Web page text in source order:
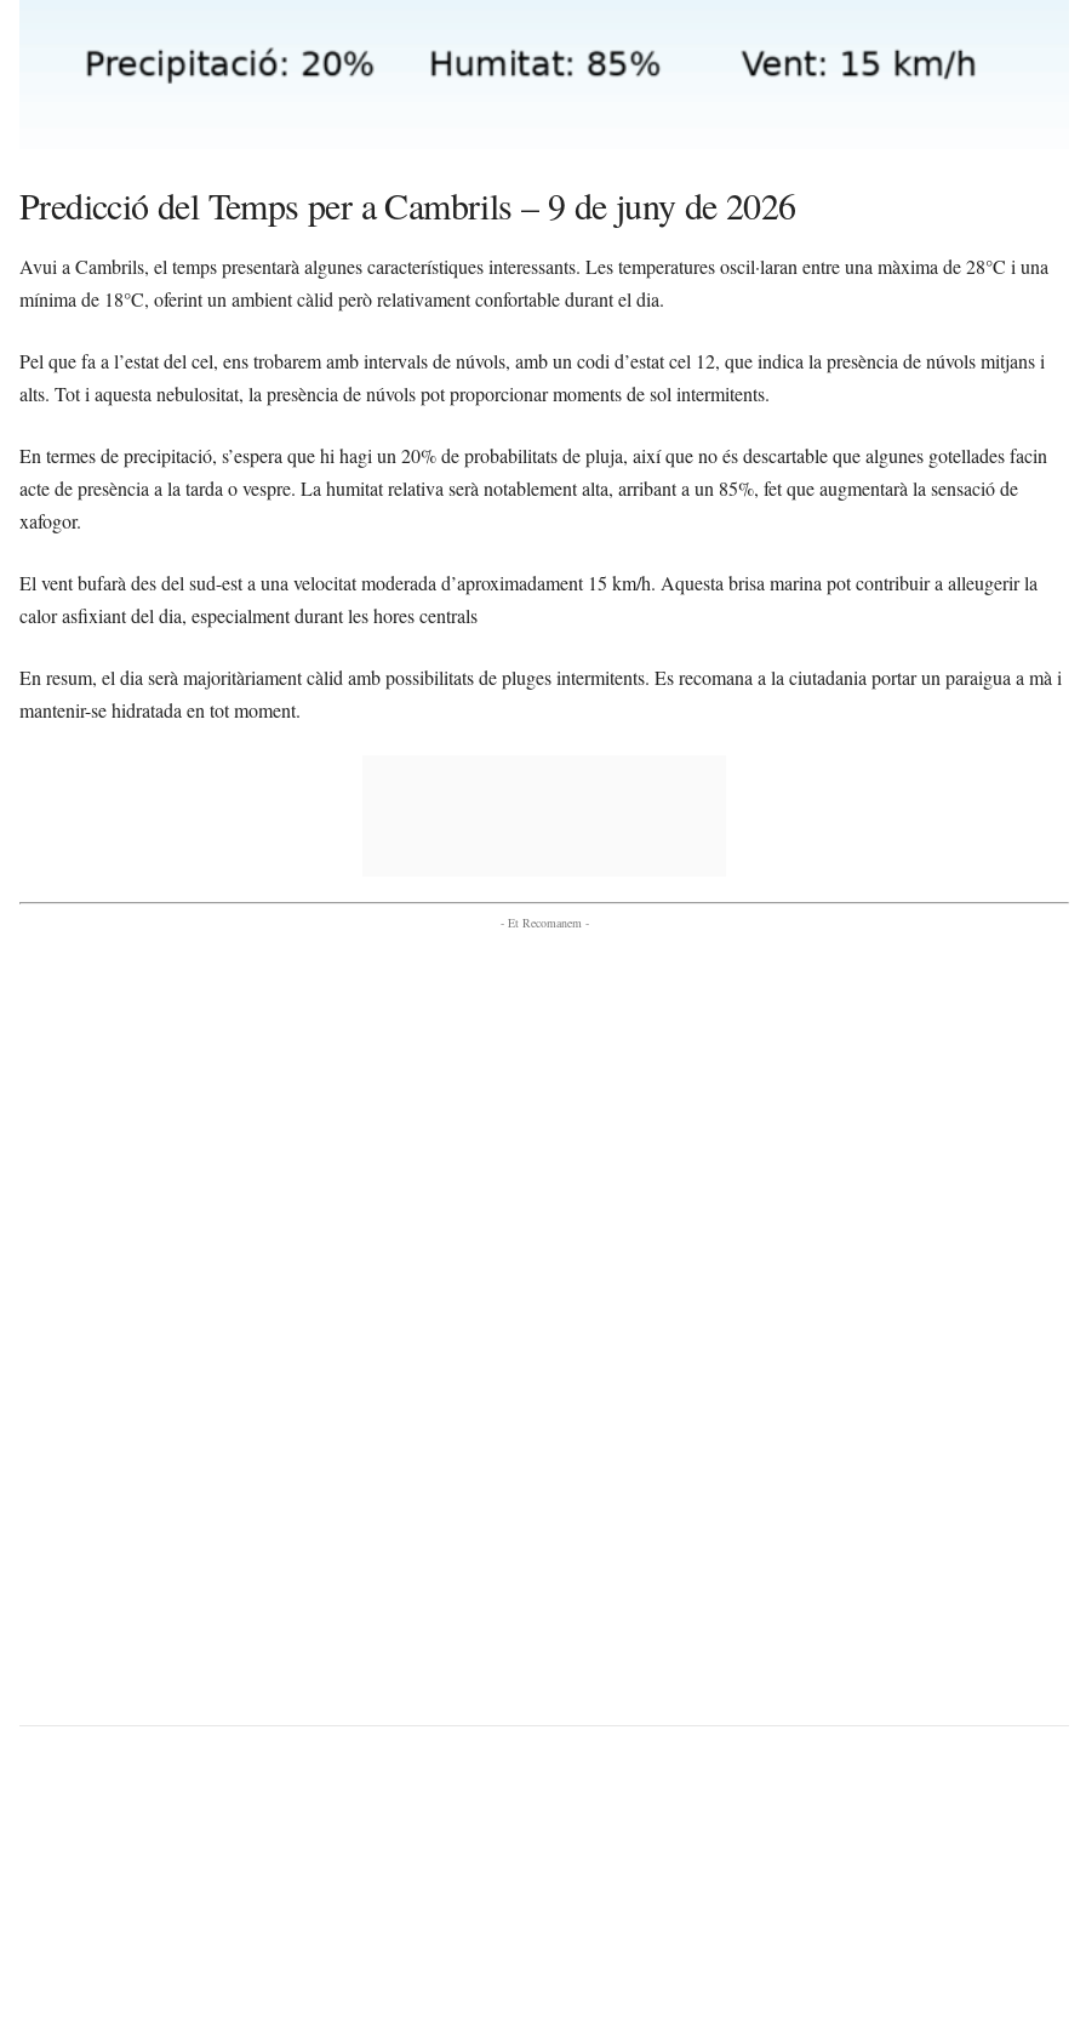
Predicció del Temps per a Cambrils – 9 de juny de 2026
Avui a Cambrils, el temps presentarà algunes característiques interessants. Les temperatures oscil·laran entre una màxima de 28°C i una
mínima de 18°C, oferint un ambient càlid però relativament confortable durant el dia.
Pel que fa a l’estat del cel, ens trobarem amb intervals de núvols, amb un codi d’estat cel 12, que indica la presència de núvols mitjans i
alts. Tot i aquesta nebulositat, la presència de núvols pot proporcionar moments de sol intermitents.
En termes de precipitació, s’espera que hi hagi un 20% de probabilitats de pluja, així que no és descartable que algunes gotellades facin
acte de presència a la tarda o vespre. La humitat relativa serà notablement alta, arribant a un 85%, fet que augmentarà la sensació de
xafogor.
El vent bufarà des del sud-est a una velocitat moderada d’aproximadament 15 km/h. Aquesta brisa marina pot contribuir a alleugerir la
calor asfixiant del dia, especialment durant les hores centrals
En resum, el dia serà majoritàriament càlid amb possibilitats de pluges intermitents. Es recomana a la ciutadania portar un paraigua a mà i
mantenir-se hidratada en tot moment.
- Et Recomanem -